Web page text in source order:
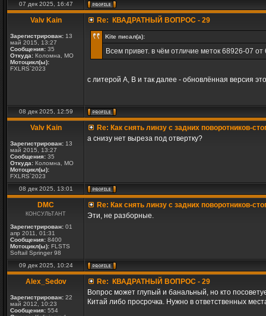
07 дек 2025, 16:47
Valv Kain
Зарегистрирован: 13
май 2015, 13:27
Сообщения: 35
Откуда: Коломна, МО
Мотоцикл(ы):
FXLRS`2023
Re: КВАДРАТНЫЙ ВОПРОС - 29
Kite писал(а):
Всем привет. в чём отличие меток 68926-07
с литерой А, В и так далее - обновлённая версия
08 дек 2025, 12:59
Valv Kain
Зарегистрирован: 13
май 2015, 13:27
Сообщения: 35
Откуда: Коломна, МО
Мотоцикл(ы):
FXLRS`2023
Re: Как снять линзу с задних поворотников-
а снизу нет выреза под отвертку?
08 дек 2025, 13:01
DMC
КОНСУЛЬТАНТ
Зарегистрирован: 01
апр 2011, 01:31
Сообщения: 8400
Мотоцикл(ы): FLSTS
Softail Springer 98
Re: Как снять линзу с задних поворотников-
Эти, не разборные.
09 дек 2025, 10:24
Alex_Sedov
Зарегистрирован: 22
май 2012, 10:23
Сообщения: 554
Re: КВАДРАТНЫЙ ВОПРОС - 29
Вопрос может глупый и банальный, но кто
Китай либо просрочка. Нужно в ответственных